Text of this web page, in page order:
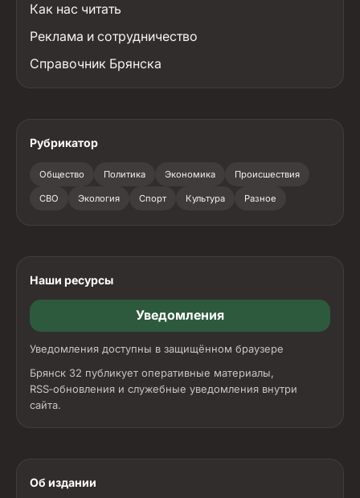
Как нас читать
Реклама и сотрудничество
Справочник Брянска
Рубрикатор
Общество Политика Экономика Происшествия
СВО Экология Спорт Культура Разное
Наши ресурсы
Уведомления
Уведомления доступны в защищённом браузере
Брянск 32 публикует оперативные материалы,
RSS‑обновления и служебные уведомления внутри
сайта.
Об издании